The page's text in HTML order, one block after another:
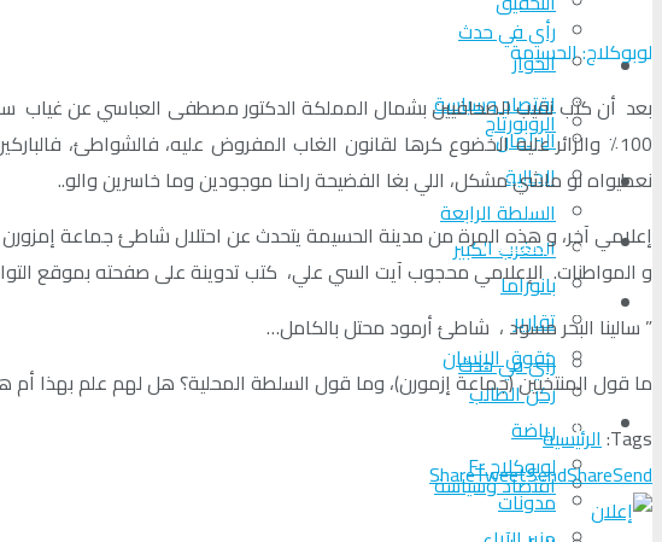
رأي في حدث
المزيد
اقتصاد وسياسة
البرلمان
الجالية
السلطة الرابعة
المغرب الكبير
بانوراما
تقارير
حقوق الإنسان
ركن الطالب
رياضة
لوبوكلاج Fr
مدونات
الحوار
الروبورتاج
تحلیل الأحداث
من عين المكان
لوبوكلاج TV
رأي في حدث
المزيد
اقتصاد وسياسة
لوبوكلاج: الحسبمة
بعد أن كتب نقيب الصحافيين بشمال المملكة الدكتور مصطفى العباسي عن غياب
100٪ والزائر عليه الخضوع كرها لقانون الغاب المفروض عليه، فالشواطئ،
نعطيواه لو ماشي مشكل، اللي بغا الفضيحة راحنا موجودين وما خاسرين والو..
إعلامي آخر، و هذه المرة من مدينة الحسيمة يتحدث عن احتلال شاطئ جماعة
و المواطنات. الإعلامي محجوب آيت السي علي، كتب تدوينة على صفحته بموقع
” سالينا البحر مسود ، شاطئ أرمود محتل بالكامل…
ما قول المنتخبين (جماعة إزمورن)، وما قول السلطة المحلية؟ هل لهم علم بهذا أم
Tags: الرئيسية
ShareTweetSendShareSend